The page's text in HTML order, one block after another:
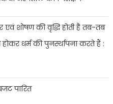
शोषण की वृद्धि होती है तब-तब
धर्म की पुनर्स्थापना करते हैं :
पारित